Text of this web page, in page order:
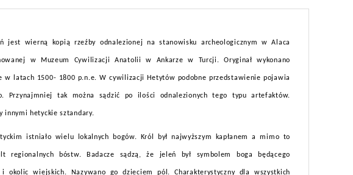
jest wierną kopią rzeźby odnalezionej na stanowisku archeologicznym w Alaca
w Muzeum Cywilizacji Anatolii w Ankarze w Turcji. Oryginał wykonano
w latach 1500- 1800 p.n.e. W cywilizacji Hetytów podobne przedstawienie pojawia
Przynajmniej tak można sądzić po ilości odnalezionych tego typu artefaktów.
innymi hetyckie sztandary.
istniało wielu lokalnych bogów. Król był najwyższym kapłanem a mimo to
regionalnych bóstw. Badacze sądzą, że jeleń był symbolem boga będącego
okolic wiejskich. Nazywano go dzieciem pól. Charakterystyczny dla wszystkich